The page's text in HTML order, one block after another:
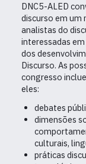
DNC5-ALED
discurso em um
analistas do
interessadas
dos
Discurso. As
congresso
eles:
debates
dimensões
culturais,
práticas